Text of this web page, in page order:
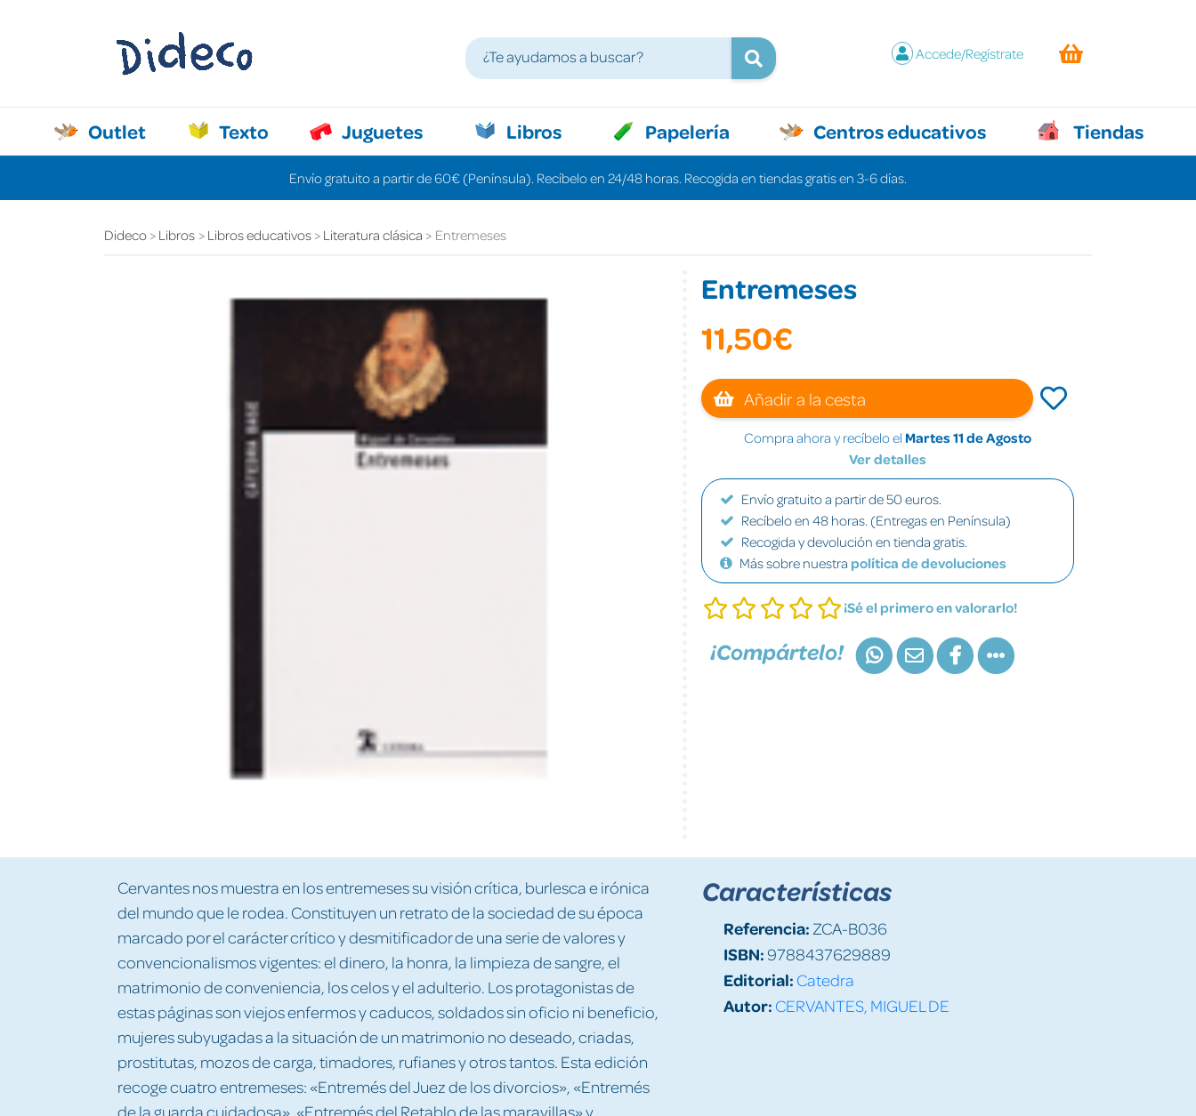
Accede/Regístrate
Outlet Texto Juguetes Libros Papelería Centros educativos Tiendas
Envío gratuito a partir de 60€ (Península). Recíbelo en 24/48 horas. Recogida en tiendas gratis en 3-6 días.
Dideco Libros Libros educativos Literatura clásica Entremeses
Entremeses
11,50€
Añadir a la cesta
Compra ahora y recíbelo el Martes 11 de Agosto
Ver detalles
Envío gratuito a partir de 50 euros.
Recíbelo en 48 horas. (Entregas en Península)
Recogida y devolución en tienda gratis.
Más sobre nuestra política de devoluciones
¡Sé el primero en valorarlo!
¡Compártelo!
Cervantes nos muestra en los entremeses su visión crítica, burlesca e irónica
del mundo que le rodea. Constituyen un retrato de la sociedad de su época
marcado por el carácter crítico y desmitificador de una serie de valores y
convencionalismos vigentes: el dinero, la honra, la limpieza de sangre, el
matrimonio de conveniencia, los celos y el adulterio. Los protagonistas de
estas páginas son viejos enfermos y caducos, soldados sin oficio ni beneficio,
mujeres subyugadas a la situación de un matrimonio no deseado, criadas,
prostitutas, mozos de carga, timadores, rufianes y otros tantos. Esta edición
recoge cuatro entremeses: «Entremés del Juez de los divorcios», «Entremés
de la guarda cuidadosa», «Entremés del Retablo de las maravillas» y
Características
Referencia: ZCA-B036
ISBN:9788437629889
Editorial: Catedra
Autor: CERVANTES, MIGUEL DE